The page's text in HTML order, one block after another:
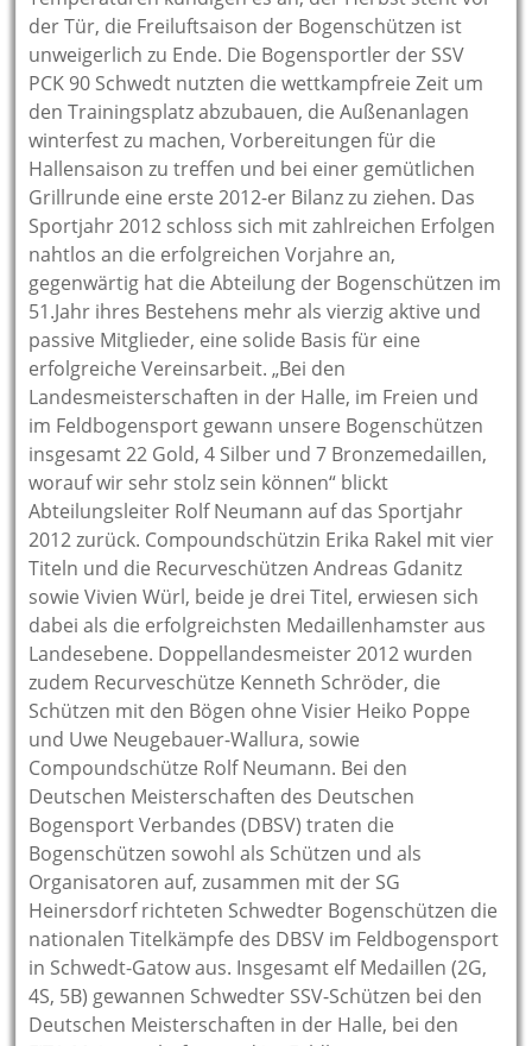
der Tür, die Freiluftsaison der Bogenschützen ist
unweigerlich zu Ende. Die Bogensportler der SSV
PCK 90 Schwedt nutzten die wettkampfreie Zeit um
den Trainingsplatz abzubauen, die Außenanlagen
winterfest zu machen, Vorbereitungen für die
Hallensaison zu treffen und bei einer gemütlichen
Grillrunde eine erste 2012-er Bilanz zu ziehen. Das
Sportjahr 2012 schloss sich mit zahlreichen Erfolgen
nahtlos an die erfolgreichen Vorjahre an,
gegenwärtig hat die Abteilung der Bogenschützen im
51.Jahr ihres Bestehens mehr als vierzig aktive und
passive Mitglieder, eine solide Basis für eine
erfolgreiche Vereinsarbeit. „Bei den
Landesmeisterschaften in der Halle, im Freien und
im Feldbogensport gewann unsere Bogenschützen
insgesamt 22 Gold, 4 Silber und 7 Bronzemedaillen,
worauf wir sehr stolz sein können“ blickt
Abteilungsleiter Rolf Neumann auf das Sportjahr
2012 zurück. Compoundschützin Erika Rakel mit vier
Titeln und die Recurveschützen Andreas Gdanitz
sowie Vivien Würl, beide je drei Titel, erwiesen sich
dabei als die erfolgreichsten Medaillenhamster aus
Landesebene. Doppellandesmeister 2012 wurden
zudem Recurveschütze Kenneth Schröder, die
Schützen mit den Bögen ohne Visier Heiko Poppe
und Uwe Neugebauer-Wallura, sowie
Compoundschütze Rolf Neumann. Bei den
Deutschen Meisterschaften des Deutschen
Bogensport Verbandes (DBSV) traten die
Bogenschützen sowohl als Schützen und als
Organisatoren auf, zusammen mit der SG
Heinersdorf richteten Schwedter Bogenschützen die
nationalen Titelkämpfe des DBSV im Feldbogensport
in Schwedt-Gatow aus. Insgesamt elf Medaillen (2G,
4S, 5B) gewannen Schwedter SSV-Schützen bei den
Deutschen Meisterschaften in der Halle, bei den